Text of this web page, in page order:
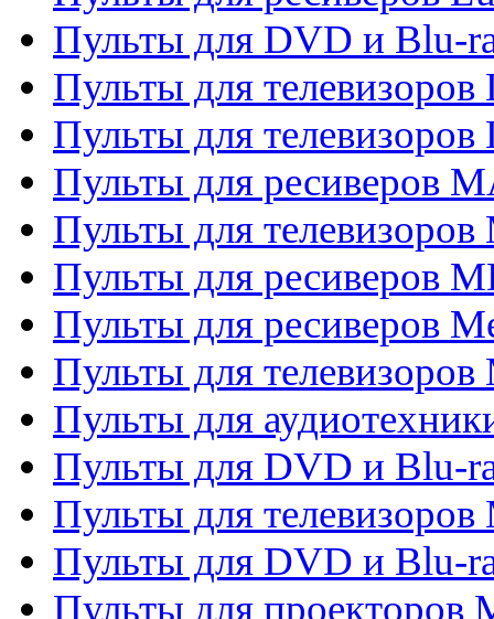
Пульты для DVD и Blu-
Пульты для телевизоров
Пульты для телевизоров
Пульты для ресиверов
Пульты для телевизоров
Пульты для ресиверов
Пульты для ресиверов
Пульты для телевизоров
Пульты для
Пульты для DVD и Blu-
Пульты для
Пульты для DVD и Blu-
Пульты для проекторов